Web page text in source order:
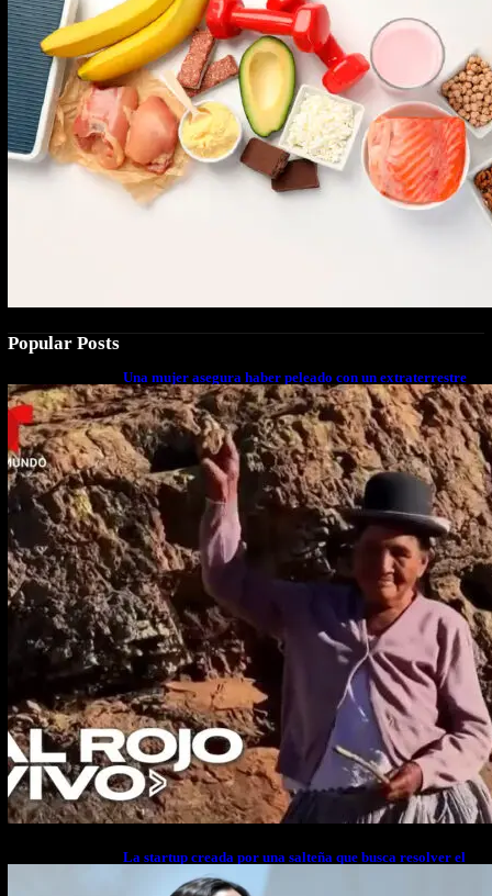
Popular Posts
Una mujer asegura haber peleado con un extraterrestre
cuerpo a cuerpo
La startup creada por una salteña que busca resolver el
estrés financiero en Latinoamérica